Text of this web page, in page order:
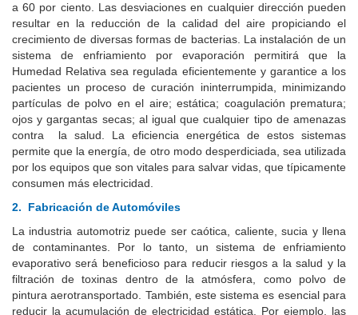
a 60 por ciento. Las desviaciones en cualquier dirección pueden
resultar en la reducción de la calidad del aire propiciando el
crecimiento de diversas formas de bacterias. La instalación de un
sistema de enfriamiento por evaporación permitirá que la
Humedad Relativa sea regulada eficientemente y garantice a los
pacientes un proceso de curación ininterrumpida, minimizando
partículas de polvo en el aire; estática; coagulación prematura;
ojos y gargantas secas; al igual que cualquier tipo de amenazas
contra la salud. La eficiencia energética de estos sistemas
permite que la energía, de otro modo desperdiciada, sea utilizada
por los equipos que son vitales para salvar vidas, que típicamente
consumen más electricidad.
2.
Fabricación de Automóviles
La industria automotriz puede ser caótica, caliente, sucia y llena
de contaminantes. Por lo tanto, un sistema de enfriamiento
evaporativo será beneficioso para reducir riesgos a la salud y la
filtración de toxinas dentro de la atmósfera, como polvo de
pintura aerotransportado. También, este sistema es esencial para
reducir la acumulación de electricidad estática. Por ejemplo, las